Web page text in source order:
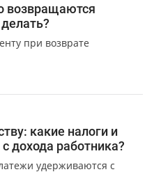
возвращаются
при возврате
какие налоги и
дохода работника?
удерживаются с